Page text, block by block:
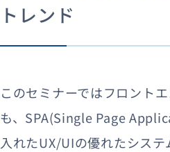
トレンド
このセミナーではフロント
も、SPA(Single Page
入れたUX/UIの優れたシス